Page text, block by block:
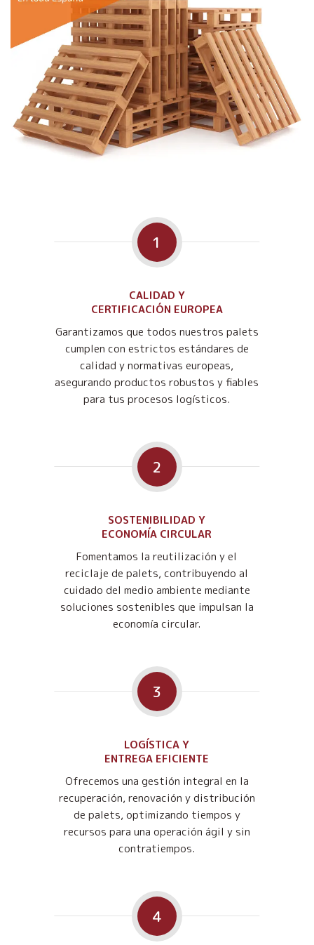
1
CALIDAD Y
CERTIFICACIÓN EUROPEA
Garantizamos que todos nuestros palets
cumplen con estrictos estándares de
calidad y normativas europeas,
asegurando productos robustos y fiables
para tus procesos logísticos.
2
SOSTENIBILIDAD Y
ECONOMÍA CIRCULAR
Fomentamos la reutilización y el
reciclaje de palets, contribuyendo al
cuidado del medio ambiente mediante
soluciones sostenibles que impulsan la
economía circular.
3
LOGÍSTICA Y
ENTREGA EFICIENTE
Ofrecemos una gestión integral en la
recuperación, renovación y distribución
de palets, optimizando tiempos y
recursos para una operación ágil y sin
contratiempos.
4